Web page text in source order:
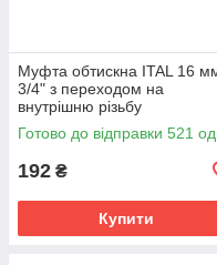
Муфта обтискна ITAL 16
3/4" з переходом на
внутрішню різьбу
Готово до відправки 521 од.
192 ₴
Купити